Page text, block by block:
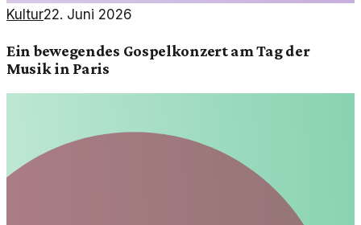
Kultur22. Juni 2026
Ein bewegendes Gospelkonzert am Tag der
Musik in Paris